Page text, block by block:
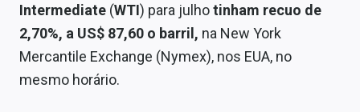
Intermediate (WTI) para julhotinham recuo de
2,70%, a US$ 87,60 o barril, na New York
Mercantile Exchange (Nymex), nos EUA, no
mesmo horário.